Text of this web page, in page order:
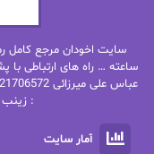
پاتریشیا ویلسون
پرستو مهاجر
ساعته … راه های ارتباطی
: زینب
آمار سایت